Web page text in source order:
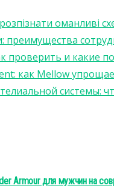
оманливі
преимущества
проверить и какие
как Mellow
системы:
Armour для мужчин на